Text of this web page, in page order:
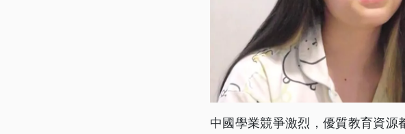
中國學業競爭激烈，優質教育資